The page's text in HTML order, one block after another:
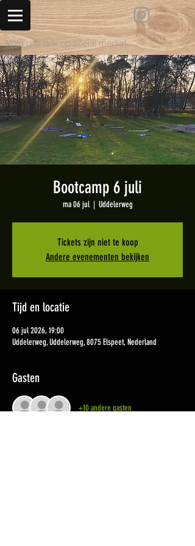
Volg ons ook op social media!
Bootcamp 6 juli
ma 06 jul
  |
Uddelerweg
Tickets zijn niet te koop
Andere evenementen bekijken
Tijd en locatie
06 jul 2026, 19:00
Uddelerweg, Uddelerweg, 8075 Elspeet, Nederland
Gasten
+10 andere gasten